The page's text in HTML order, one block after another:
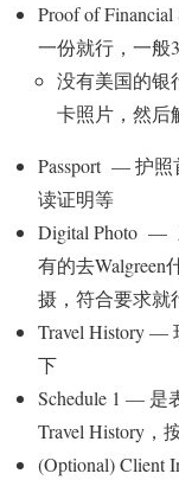
Proof of Financial
一份就行，一般
没有美国的银
卡照片，然后
Passport— 护照
读证明等
Digital Photo —
有的去
摄，符合要求就
Travel History—
下
Schedule 1 — 是
Travel History，
(Optional) Client